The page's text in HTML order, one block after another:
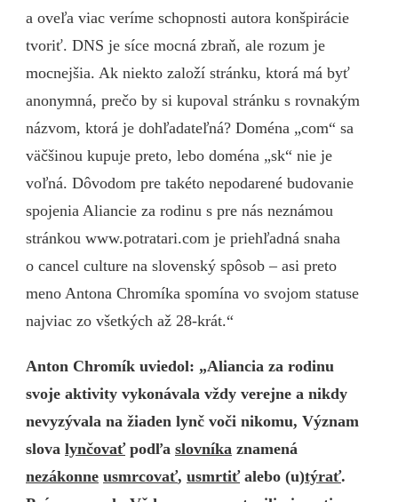
a oveľa viac veríme schopnosti autora konšpirácie
tvoriť. DNS je síce mocná zbraň, ale rozum je
mocnejšia. Ak niekto založí stránku, ktorá má byť
anonymná, prečo by si kupoval stránku s rovnakým
názvom, ktorá je dohľadateľná? Doména „com“ sa
väčšinou kupuje preto, lebo doména „sk“ nie je
voľná. Dôvodom pre takéto nepodarené budovanie
spojenia Aliancie za rodinu s pre nás neznámou
stránkou www.potratari.com je priehľadná snaha
o cancel culture na slovenský spôsob – asi preto
meno Antona Chromíka spomína vo svojom statuse
najviac zo všetkých až 28-krát.“
Anton Chromík uviedol: „Aliancia za rodinu
svoje aktivity vykonávala vždy verejne a nikdy
nevyzývala na žiaden lynč voči nikomu, Význam
slova lynčovaťpodľa slovníka znamená
nezákonne usmrcovať, usmrtiťalebo (u)týrať.